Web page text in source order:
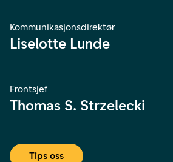
Kommunikasjonsdirektør
Liselotte Lunde
Frontsjef
Thomas S. Strzelecki
Tips oss